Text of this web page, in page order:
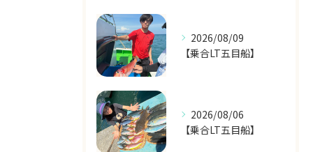
2026/08/09
【乗合LT五目船】
2026/08/06
【乗合LT五目船】